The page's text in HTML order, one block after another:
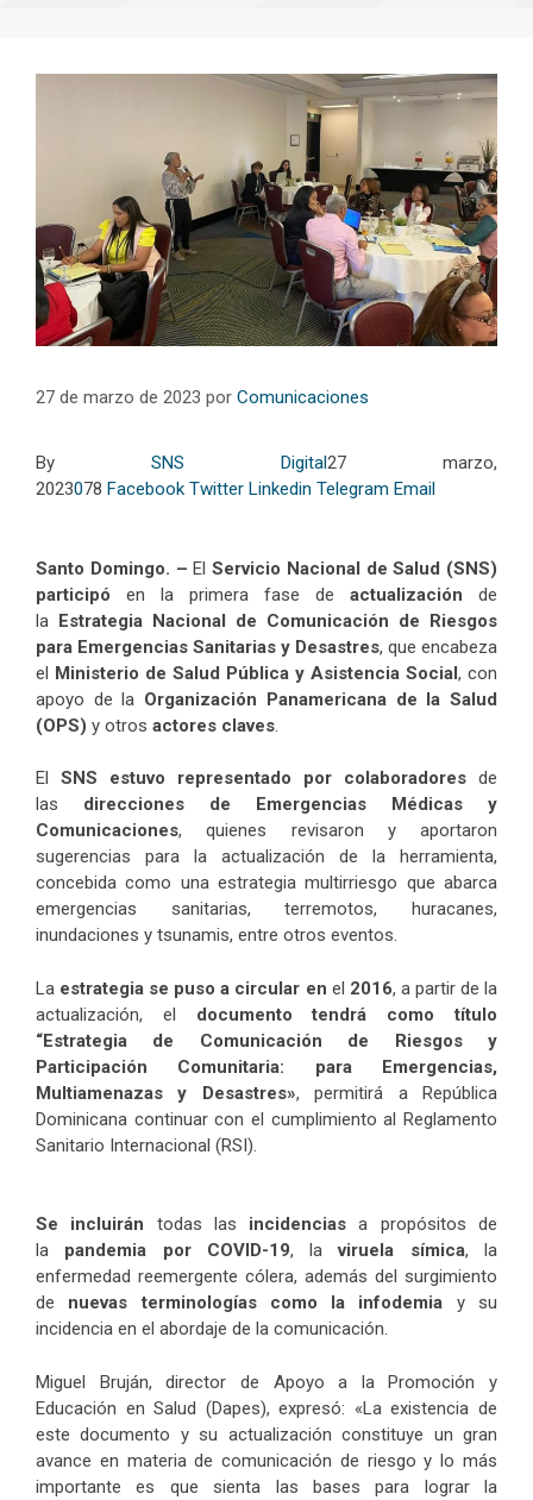
27 de marzo de 2023 por Comunicaciones
By SNS Digital27 marzo,
2023078 Facebook Twitter Linkedin Telegram Email
Santo Domingo. – El Servicio Nacional de Salud (SNS)
participó en la primera fase de actualización de
la Estrategia Nacional de Comunicación de Riesgos
para Emergencias Sanitarias y Desastres, que encabeza
el Ministerio de Salud Pública y Asistencia Social, con
apoyo de la Organización Panamericana de la Salud
(OPS) y otros actores claves.
El SNS estuvo representado por colaboradores de
las direcciones de Emergencias Médicas y
Comunicaciones, quienes revisaron y aportaron
sugerencias para la actualización de la herramienta,
concebida como una estrategia multirriesgo que abarca
emergencias sanitarias, terremotos, huracanes,
inundaciones y tsunamis, entre otros eventos.
La estrategia se puso a circular en el 2016, a partir de la
actualización, el documento tendrá como título
“Estrategia de Comunicación de Riesgos y
Participación Comunitaria: para Emergencias,
Multiamenazas y Desastres», permitirá a República
Dominicana continuar con el cumplimiento al Reglamento
Sanitario Internacional (RSI).
Se incluirán todas las incidenciasa propósitos de
la pandemia por COVID-19, laviruela símica, la
enfermedad reemergente cólera, además del surgimiento
de nuevas terminologías como la infodemia y su
incidencia en el abordaje de la comunicación.
Miguel Bruján, director de Apoyo a la Promoción y
Educación en Salud (Dapes), expresó: «La existencia de
este documento y su actualización constituye un gran
avance en materia de comunicación de riesgo y lo más
importante es que sienta las bases para lograr la